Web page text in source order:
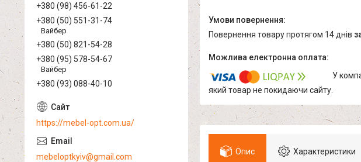
повернення товару протягом 14 днів
У
який товар не покидаючи сайту.
Опис Характеристики
+380 (98) 456-61-22
+380 (50) 551-31-74
Вайбер
+380 (50) 821-54-28
+380 (95) 578-54-67
Вайбер
+380 (93) 088-40-10
https://mebel-opt.com.ua/
mebeloptkyiv@gmail.com